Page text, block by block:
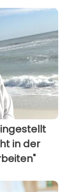
in der